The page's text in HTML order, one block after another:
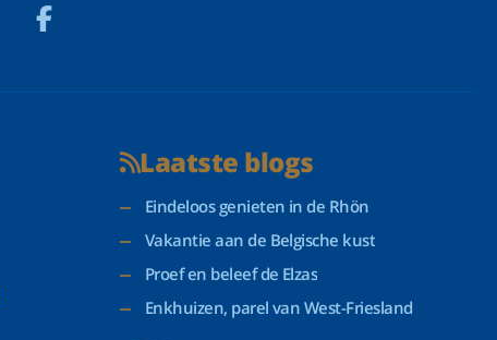
Laatste blogs
Eindeloos genieten in de Rhön
Vakantie aan de Belgische kust
Proef en beleef de Elzas
Enkhuizen, parel van West-Friesland